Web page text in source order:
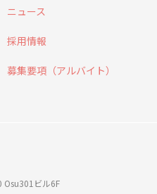
ニュース
採用情報
募集要項（アルバイト）
Osu301ビル6F